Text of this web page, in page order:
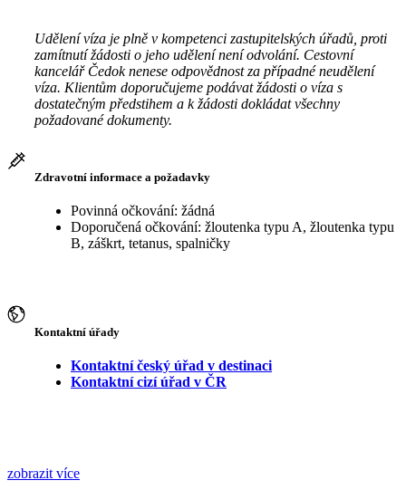
Udělení víza je plně v kompetenci zastupitelských úřadů, proti
zamítnutí žádosti o jeho udělení není odvolání. Cestovní
kancelář Čedok nenese odpovědnost za případné neudělení
víza. Klientům doporučujeme podávat žádosti o víza s
dostatečným předstihem a k žádosti dokládat všechny
požadované dokumenty.
Zdravotní informace a požadavky
Povinná očkování: žádná
Doporučená očkování: žloutenka typu A, žloutenka typu
B, záškrt, tetanus, spalničky
Kontaktní úřady
Kontaktní český úřad v destinaci
Kontaktní cizí úřad v ČR
zobrazit více